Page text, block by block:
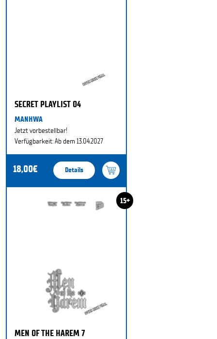
SECRET PLAYLIST 04
MANHWA
Jetzt vorbestellbar!
Verfügbarkeit: Ab dem 13.04.2027
18,00€ Details
15+
MEN OF THE HAREM 7